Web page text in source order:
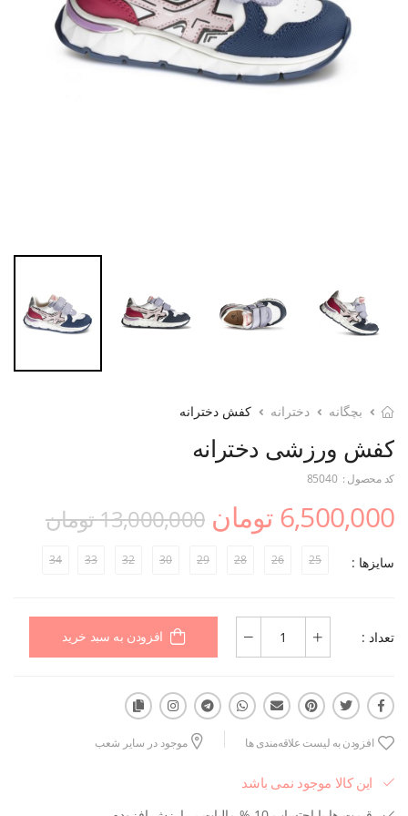
بچگانه دخترانه کفش دخترانه
کفش ورزشی دخترانه
کد محصول : 85040
6,500,000 تومان 13,000,000 تومان
سایزها : 25
26
28
29
30
32
33
34
تعداد : افزودن به سبد خرید
افزودن به لیست علاقه‌مندی ها موجود در سایر شعب
این کالا موجود نمی باشد